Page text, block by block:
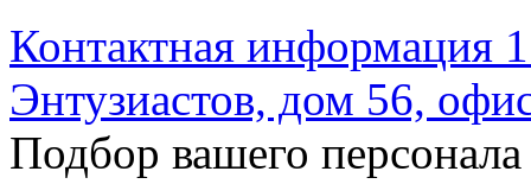
Контактная информация
Энтузиастов, дом 56,
Подбор вашего персонала